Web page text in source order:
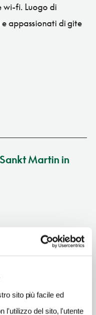
sito più facile ed
l'utilizzo del sito, l'utente
wi-fi. Luogo di
appassionati di gite
Martin in
Passeier (BZ)